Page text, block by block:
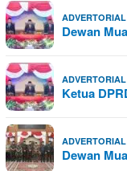
ADVERTORIAL
Dewan
ADVERTORIAL
Ketua
ADVERTORIAL
Dewan